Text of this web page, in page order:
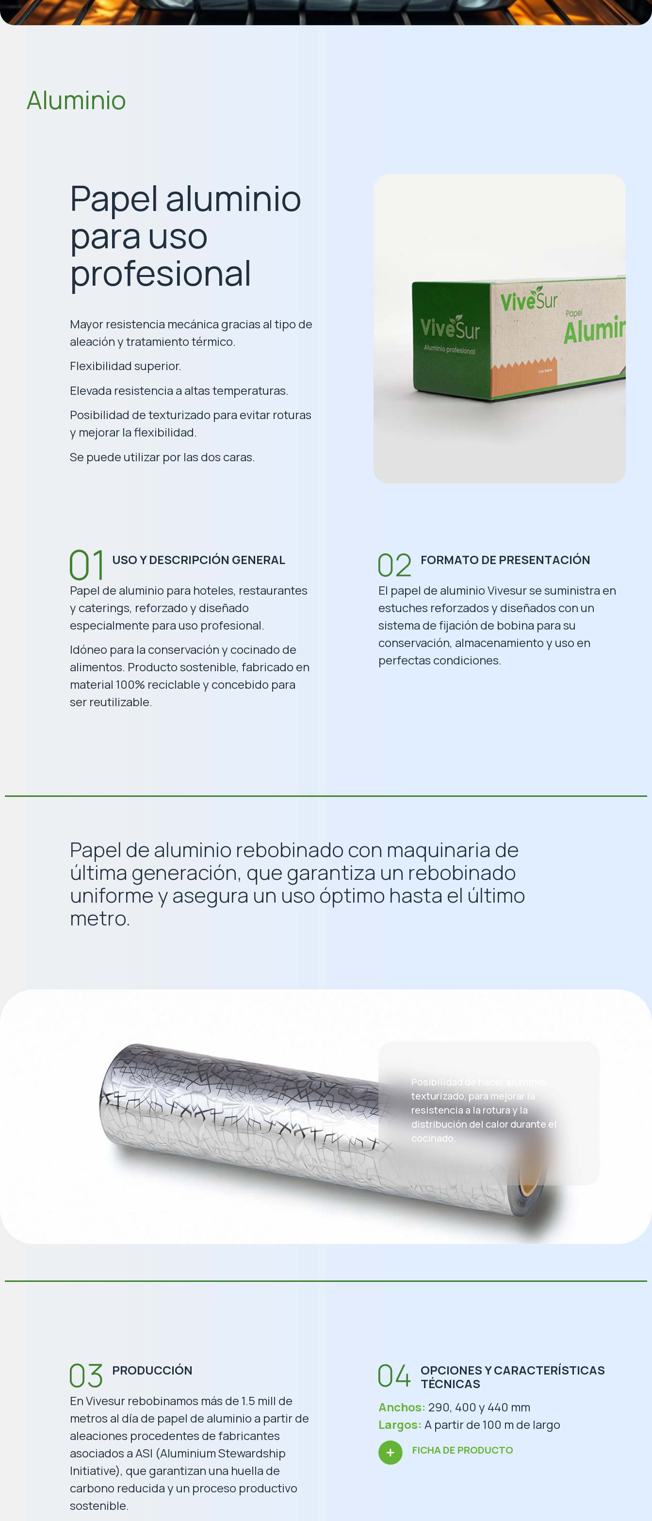
Aluminio
Papel aluminio
para uso
profesional
Mayor resistencia mecánica gracias al tipo de
aleación y tratamiento térmico.
Flexibilidad superior.
Elevada resistencia a altas temperaturas.
Posibilidad de texturizado para evitar roturas
y mejorar la flexibilidad.
Se puede utilizar por las dos caras.
USO Y DESCRIPCIÓN GENERAL
Papel de aluminio para hoteles, restaurantes
y caterings, reforzado y diseñado
especialmente para uso profesional.
Idóneo para la conservación y cocinado de
alimentos. Producto sostenible, fabricado en
material 100% reciclable y concebido para
ser reutilizable.
FORMATO DE PRESENTACIÓN
El papel de aluminio Vivesur se suministra en
estuches reforzados y diseñados con un
sistema de fijación de bobina para su
conservación, almacenamiento y uso en
perfectas condiciones.
Papel de aluminio rebobinado con maquinaria de
última generación, que garantiza un rebobinado
uniforme y asegura un uso óptimo hasta el último
metro.
Posibilidad de hacer aluminio
texturizado, para mejorar la
resistencia a la rotura y la
distribución del calor durante el
cocinado.
PRODUCCIÓN
En Vivesur rebobinamos más de 1.5 mill de
metros al día de papel de aluminio a partir de
aleaciones procedentes de fabricantes
asociados a ASI (Aluminium Stewardship
Initiative), que garantizan una huella de
carbono reducida y un proceso productivo
sostenible.
OPCIONES Y CARACTERÍSTICAS
TÉCNICAS
Anchos: 290, 400 y 440 mm
Largos: A partir de 100 m de largo
FICHA DE PRODUCTO